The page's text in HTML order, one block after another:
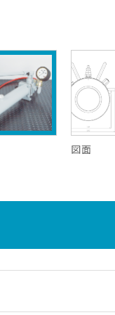
図面